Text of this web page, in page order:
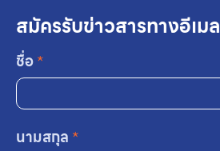
สมัครรับข่าวสารทางอีเมล
ชื่อ*
นามสกุล *